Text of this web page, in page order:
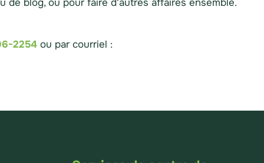
blog, ou pour faire d'autres affaires ensemble.
2254 ou par courriel :